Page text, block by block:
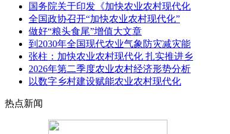
国务院关于印发《加快农业农村现代化
全国政协召开“加快农业农村现代化”
做好“粮头食尾”增值大文章
到2030年全国现代农业气象防灾减灾能
张柱：加快农业农村现代化 扎实推进乡
2026年第二季度农业农村经济形势分析
以数字乡村建设赋能农业农村现代化
热点新闻